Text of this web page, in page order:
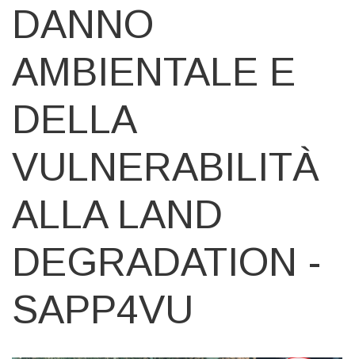
DANNO
AMBIENTALE E
DELLA
VULNERABILITÀ
ALLA LAND
DEGRADATION -
SAPP4VU